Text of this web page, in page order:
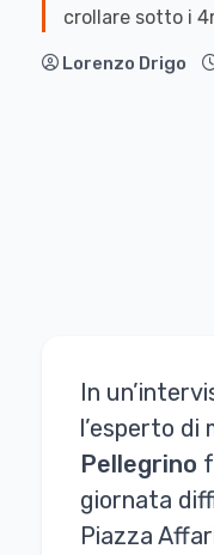
crollare sotto i
Lorenzo Drigo
In
l’esperto di
Pellegrino
giornata
Piazza